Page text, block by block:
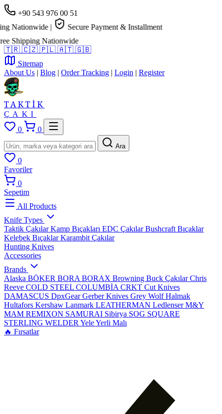
+90 543 976 00 51
Nationwide |
Secure Payment & Installment
Shipping Nationwide
🇹🇷 🇨🇿 🇵🇱 🇦🇹 🇬🇧
Sitemap
About Us | Blog | Order Tracking | Login | Register
TAKTİK
ÇAKI
0
0
Ara
0
Favoriler
0
Sepetim
All Products
Knife Types
Taktik ÇakılarKamp Bıçakları EDC ÇakılarBushcraft Bıçaklar
Kelebek BıçaklarKarambit Çakılar
Hunting Knives
Accessories
Brands
Alaska BÖKER BORA BORAX Browning Buck ÇakılarChris
Reeve COLD STEEL COLUMBİA CRKT Cut Knives
DAMASCUS DpxGearGerber Knives Grey WolfHalmak
Hultafors Kershaw Lanmark LEATHERMAN LedlenserM&Y
MAM REMIXON SAMURAI Sibirya SOG SQUARE
STERLING WELDER YeleYerli Malı
🔥 Fırsatlar